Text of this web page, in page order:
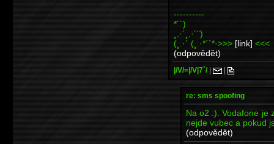
----------
*´¨)
¸.·´¸.·´¨)
(¸.·´ (¸.·*´`*·>>> [link] <<<
(odpovědět)
|/V/=|/V|7`/| |
re: sms spoofing
Na o2 :). Vodafone je
nejde vubec a pokud
(odpovědět)